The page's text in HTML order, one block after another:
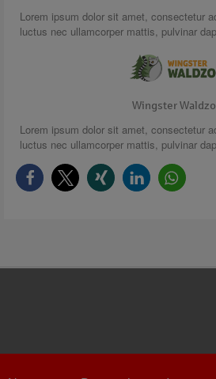
Lorem ipsum dolor sit amet, consectetur
luctus nec ullamcorper mattis, pulvinar
Wingster
Lorem ipsum dolor sit amet, consectetur
luctus nec ullamcorper mattis, pulvinar